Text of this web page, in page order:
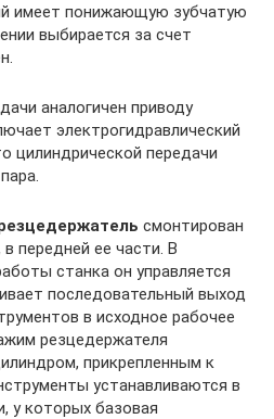
имеет понижающую зубчатую
выбирается за счет
аналогичен приводу
электрогидравлический
цилиндрической передачи
смонтирован
передней ее части. В
станка он управляется
последовательный выход
в исходное рабочее
резцедержателя
прикрепленным к
устанавливаются в
у которых базовая